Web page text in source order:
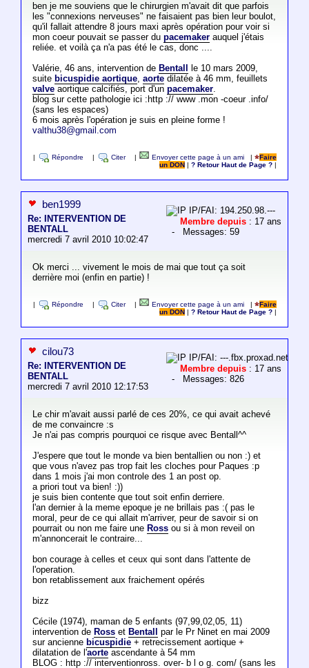
ben je me souviens que le chirurgien m'avait dit que parfois
les "connexions nerveuses" ne faisaient pas bien leur boulot,
qu'il fallait attendre 8 jours maxi après opération pour voir si
mon coeur pouvait se passer du pacemakerauquel j'étais
reliée. et voilà ça n'a pas été le cas, donc ....
Valérie, 46 ans, intervention de Bentall
le 10 mars 2009,
suite bicuspidie aortique, aortedilatée à 46 mm, feuillets
valveaortique calcifiés, port d'un pacemaker.
blog sur cette pathologie ici :http :// www .mon -coeur .info/
(sans les espaces)
6 mois après l'opération je suis en pleine forme !
valthu38@gmail.com
Répondre Citer Envoyer cette page à un ami |
Faire
un DON
|? Retour Haut de Page ?
ben1999
Re: INTERVENTION DE
BENTALL
mercredi 7 avril 2010 10:02:47
IP/FAI: 194.250.98.---
Membre depuis : 17 ans
- Messages: 59
Ok merci ... vivement le mois de mai que tout ça soit
derrière moi (enfin en partie) !
Répondre Citer Envoyer cette page à un ami |
Faire
un DON
|? Retour Haut de Page ?
cilou73
Re: INTERVENTION DE
BENTALL
mercredi 7 avril 2010 12:17:53
IP/FAI: ---.fbx.proxad.net
Membre depuis : 17 ans
- Messages: 826
Le chir m'avait aussi parlé de ces 20%, ce qui avait achevé
de me convaincre :s
Je n'ai pas compris pourquoi ce risque avec Bentall^^
J'espere que tout le monde va bien bentallien ou non :) et
que vous n'avez pas trop fait les cloches pour Paques :p
dans 1 mois j'ai mon controle des 1 an post op.
a priori tout va bien! :))
je suis bien contente que tout soit enfin derriere.
l'an dernier à la meme epoque je ne brillais pas :( pas le
moral, peur de ce qui allait m'arriver, peur de savoir si on
pourrait ou non me faire une Rossou si à mon reveil on
m'annoncerait le contraire...
bon courage à celles et ceux qui sont dans l'attente de
l'operation.
bon retablissement aux fraichement opérés
bizz
Cécile (1974), maman de 5 enfants (97,99,02,05, 11)
intervention de Rosset Bentall
par le Pr Ninet en mai 2009
sur ancienne bicuspidie+ retrecissement aortique +
dilatation de l'aorteascendante à 54 mm
BLOG : http :// interventionross. over- b l o g. com/ (sans les